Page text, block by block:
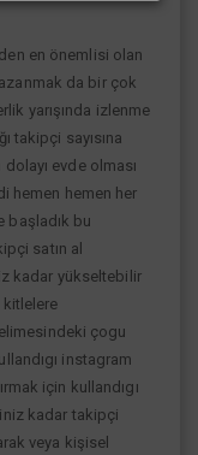
en önemlisi olan
da bir çok
yarışında izlenme
takipçi sayısına
evde olması
hemen hemen her
başladık bu
satın al
kadar yükseltebilir
kitlelere
çogu
instagram
için kullandıgı
kadar takipçi
veya kişisel